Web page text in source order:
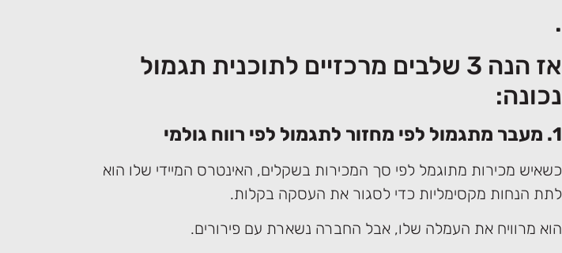
.
אז הנה 3 שלבים מרכזיים לתוכנית תגמול
נכונה:
1. מעבר מתגמול לפי מחזור לתגמול לפי רווח גולמי
כשאיש מכירות מתוגמל לפי סך המכירות בשקלים, האינטרס המיידי שלו הוא
לתת הנחות מקסימליות כדי לסגור את העסקה בקלות.
הוא מרוויח את העמלה שלו, אבל החברה נשארת עם פירורים.